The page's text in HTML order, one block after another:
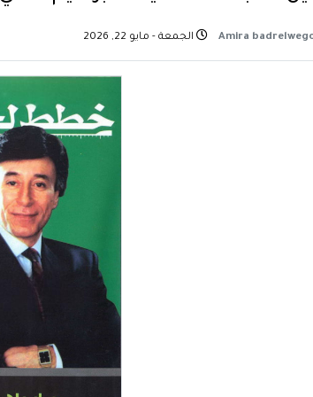
الجمعة - مايو 22, 2026